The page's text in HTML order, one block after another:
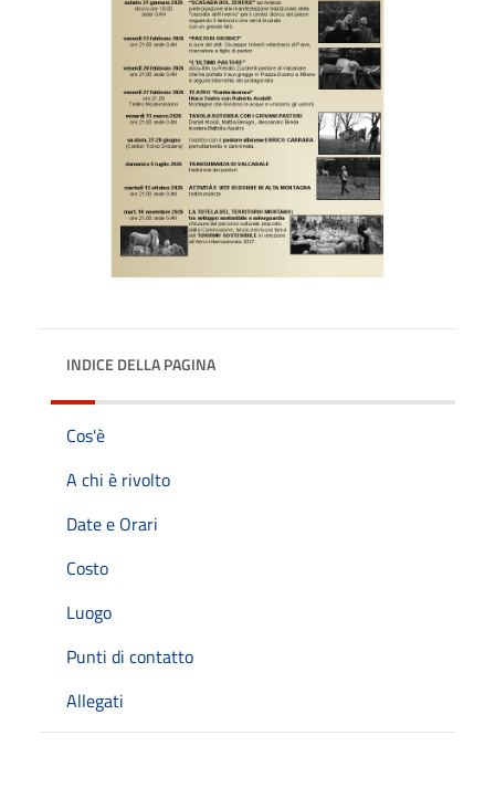
INDICE DELLA PAGINA
Cos'è
A chi è rivolto
Date e Orari
Costo
Luogo
Punti di contatto
Allegati